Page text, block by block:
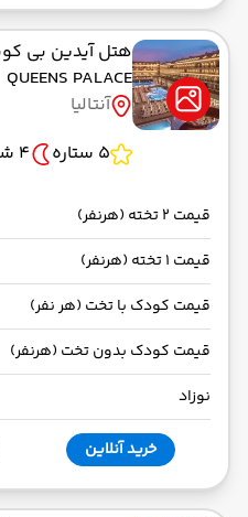
هتل آیدین بی
QUEENS PALACE
آنتالیا
5 ستاره
4 شب
قیمت 2 تخته (هرنفر)
قیمت 1 تخته (هرنفر)
قیمت کودک با تخت (هر نفر)
قیمت کودک بدون تخت (هرنفر)
نوزاد
خرید آنلاین